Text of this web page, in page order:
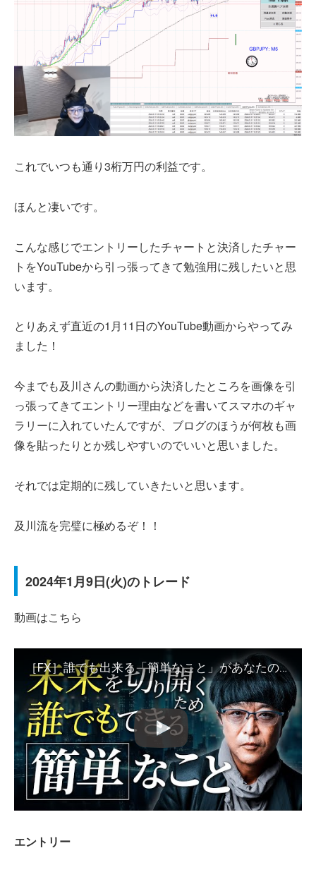
これでいつも通り3桁万円の利益です。
ほんと凄いです。
こんな感じでエントリーしたチャートと決済したチャー
トをYouTubeから引っ張ってきて勉強用に残したいと思
います。
とりあえず直近の1月11日のYouTube動画からやってみ
ました！
今までも及川さんの動画から決済したところを画像を引
っ張ってきてエントリー理由などを書いてスマホのギャ
ラリーに入れていたんですが、ブログのほうが何枚も画
像を貼ったりとか残しやすいのでいいと思いました。
それでは定期的に残していきたいと思います。
及川流を完璧に極めるぞ！！
2024年1月9日(火)のトレード
動画はこちら
［FX］誰でも出来る「簡単なこと」があなたの未来を切り開く！というハナシ 2024年1月9日※欧州時間トレード
エントリー